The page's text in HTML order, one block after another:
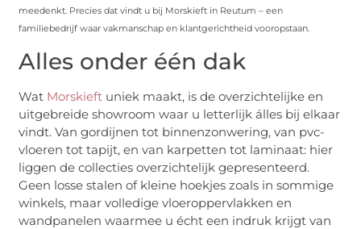
meedenkt. Precies dat vindt u bij Morskieft in Reutum – een
familiebedrijf waar vakmanschap en klantgerichtheid vooropstaan.
Alles onder één dak
Wat Morskieft uniek maakt, is de overzichtelijke en
uitgebreide showroom waar u letterlijk álles bij elkaar
vindt. Van gordijnen tot binnenzonwering, van pvc-
vloeren tot tapijt, en van karpetten tot laminaat: hier
liggen de collecties overzichtelijk gepresenteerd.
Geen losse stalen of kleine hoekjes zoals in sommige
winkels, maar volledige vloeroppervlakken en
wandpanelen waarmee u écht een indruk krijgt van